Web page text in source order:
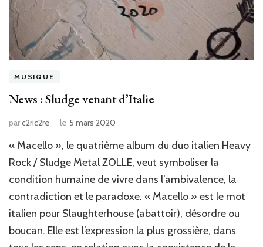
MUSIQUE
News : Sludge venant d’Italie
parc2ric2re le 5 mars 2020
« Macello », le quatrième album du duo italien Heavy
Rock / Sludge Metal ZOLLE, veut symboliser la
condition humaine de vivre dans l’ambivalence, la
contradiction et le paradoxe. « Macello » est le mot
italien pour Slaughterhouse (abattoir), désordre ou
boucan. Elle est l’expression la plus grossière, dans